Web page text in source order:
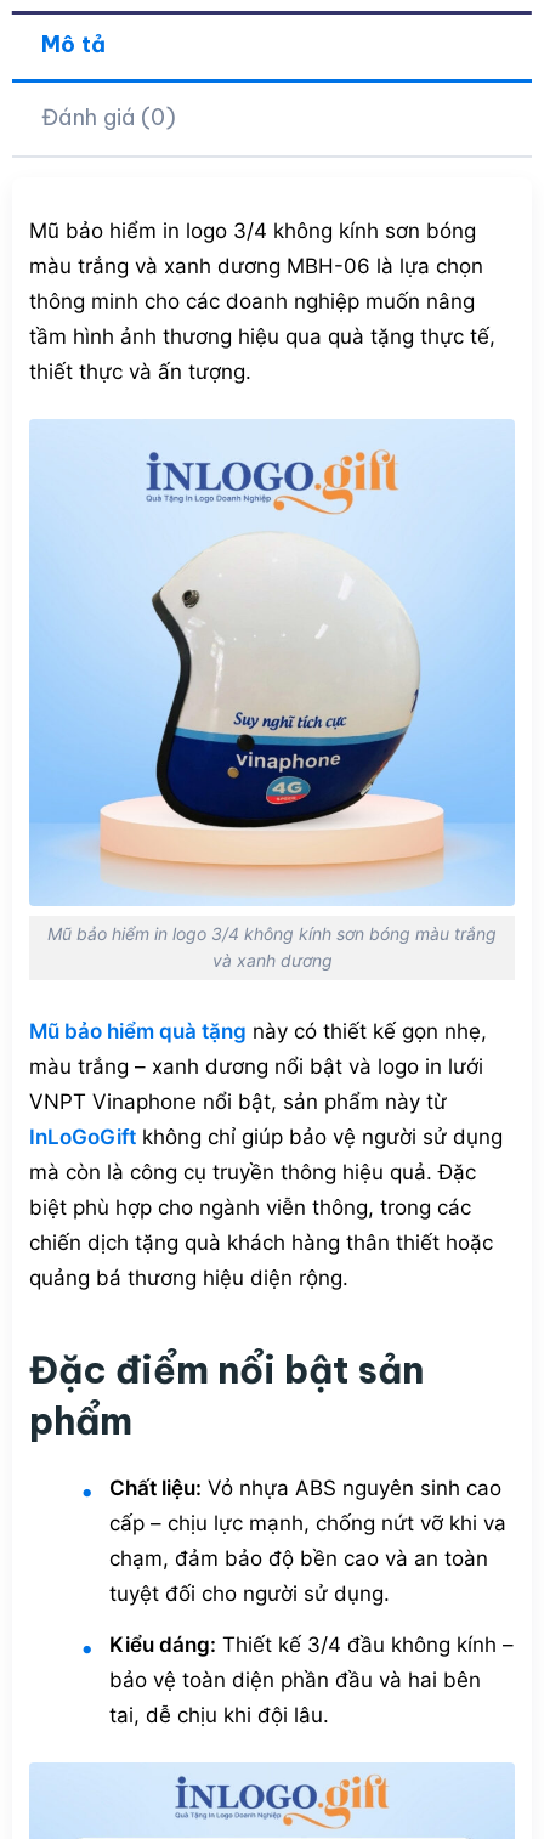
Mô tả
Đánh giá (0)
Mũ bảo hiểm in logo 3/4 không kính sơn bóng
màu trắng và xanh dương MBH-06 là lựa chọn
thông minh cho các doanh nghiệp muốn nâng
tầm hình ảnh thương hiệu qua quà tặng thực tế,
thiết thực và ấn tượng.
Mũ bảo hiểm in logo 3/4 không kính sơn bóng màu trắng
và xanh dương
Mũ bảo hiểm quà tặng này có thiết kế gọn nhẹ,
màu trắng – xanh dương nổi bật và logo in lưới
VNPT Vinaphone nổi bật, sản phẩm này từ
InLoGoGift không chỉ giúp bảo vệ người sử dụng
mà còn là công cụ truyền thông hiệu quả. Đặc
biệt phù hợp cho ngành viễn thông, trong các
chiến dịch tặng quà khách hàng thân thiết hoặc
quảng bá thương hiệu diện rộng.
Đặc điểm nổi bật sản
phẩm
Chất liệu: Vỏ nhựa ABS nguyên sinh cao
cấp – chịu lực mạnh, chống nứt vỡ khi va
chạm, đảm bảo độ bền cao và an toàn
tuyệt đối cho người sử dụng.
Kiểu dáng: Thiết kế 3/4 đầu không kính –
bảo vệ toàn diện phần đầu và hai bên
tai, dễ chịu khi đội lâu.